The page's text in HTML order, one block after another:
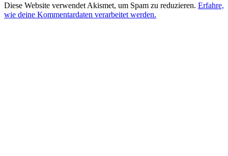
Diese Website verwendet Akismet, um Spam zu reduzieren. Erfahre,
wie deine Kommentardaten verarbeitet werden.